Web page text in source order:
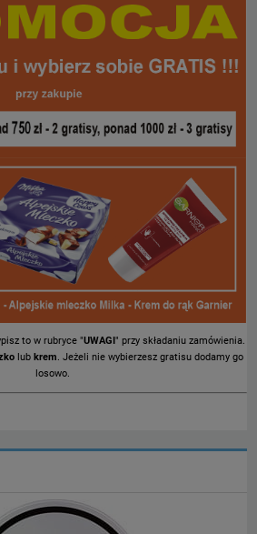
to w rubryce "UWAGI" przy składaniu zamówienia.
lub krem. Jeżeli nie wybierzesz gratisu dodamy go
losowo.